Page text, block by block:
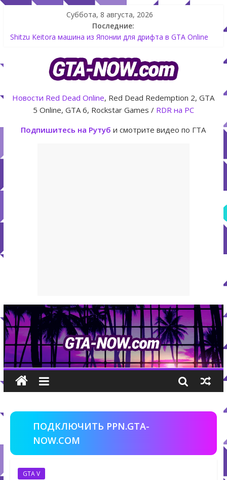
Суббота, 8 августа, 2026
Последние:
Как создать аккаунт Rockstar Games Social Club инструкция
The Kortz Center Heist — новое ограбление появится в
GTA Online уже 14 июля
GTA Online: Rockstar запускает программу Fine Art Collector
Летнее обновление для GTA 5 Online The Kortz Center Heist
Новости Red Dead Online, Red Dead Redemption 2, GTA
5 Online, GTA 6, Rockstar Games / RDR на PC
Подпишитесь на Рутуб и смотрите видео по ГТА
ПОДКЛЮЧИТЬ PPN.GTA-
NOW.COM
GTA V